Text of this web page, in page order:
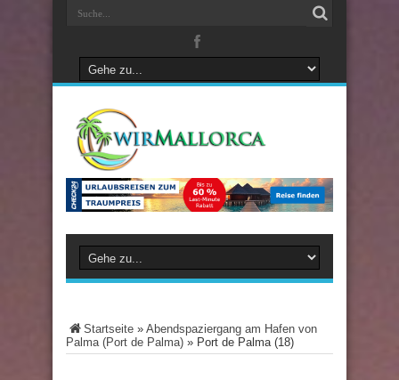
Startseite » Abendspaziergang am Hafen von
Palma (Port de Palma) » Port de Palma (18)